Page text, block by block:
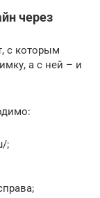
через
с которым
а с ней – и
;